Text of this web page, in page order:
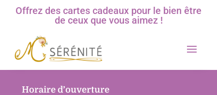
Offrez des cartes cadeaux pour le bien être
de ceux que vous aimez !
Horaire d’ouverture